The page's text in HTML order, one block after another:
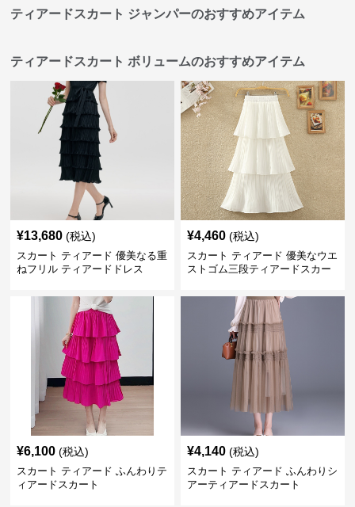
ティアードスカート ジャンパーのおすすめアイテム
ティアードスカート ボリュームのおすすめアイテム
¥13,680 (税込)
スカート ティアード 優美なる重
ねフリル ティアードドレス
¥4,460 (税込)
スカート ティアード 優美なウエ
ストゴム三段ティアードスカー
¥6,100 (税込)
スカート ティアード ふんわりテ
ィアードスカート
¥4,140 (税込)
スカート ティアード ふんわりシ
アーティアードスカート